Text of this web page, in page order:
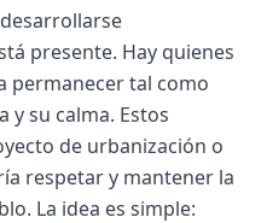
presente. Hay quienes
permanecer tal como
y su calma. Estos
de urbanización o
respetar y mantener la
La idea es simple: